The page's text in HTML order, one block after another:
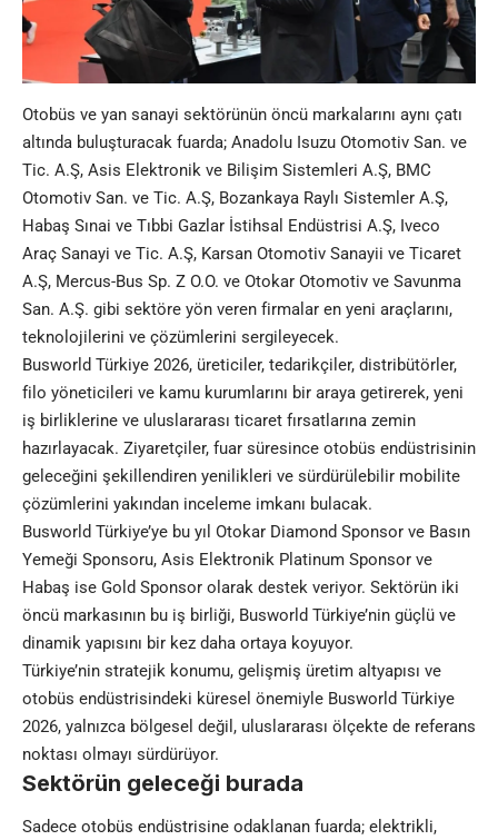
Otobüs ve yan sanayi sektörünün öncü markalarını aynı çatı
altında buluşturacak fuarda; Anadolu Isuzu Otomotiv San. ve
Tic. A.Ş, Asis Elektronik ve Bilişim Sistemleri A.Ş, BMC
Otomotiv San. ve Tic. A.Ş, Bozankaya Raylı Sistemler A.Ş,
Habaş Sınai ve Tıbbi Gazlar İstihsal Endüstrisi A.Ş, Iveco
Araç Sanayi ve Tic. A.Ş, Karsan Otomotiv Sanayii ve Ticaret
A.Ş, Mercus-Bus Sp. Z O.O. ve Otokar Otomotiv ve Savunma
San. A.Ş. gibi sektöre yön veren firmalar en yeni araçlarını,
teknolojilerini ve çözümlerini sergileyecek.
Busworld Türkiye 2026, üreticiler, tedarikçiler, distribütörler,
filo yöneticileri ve kamu kurumlarını bir araya getirerek, yeni
iş birliklerine ve uluslararası ticaret fırsatlarına zemin
hazırlayacak. Ziyaretçiler, fuar süresince otobüs endüstrisinin
geleceğini şekillendiren yenilikleri ve sürdürülebilir mobilite
çözümlerini yakından inceleme imkanı bulacak.
Busworld Türkiye’ye bu yıl Otokar Diamond Sponsor ve Basın
Yemeği Sponsoru, Asis Elektronik Platinum Sponsor ve
Habaş ise Gold Sponsor olarak destek veriyor. Sektörün iki
öncü markasının bu iş birliği, Busworld Türkiye’nin güçlü ve
dinamik yapısını bir kez daha ortaya koyuyor.
Türkiye’nin stratejik konumu, gelişmiş üretim altyapısı ve
otobüs endüstrisindeki küresel önemiyle Busworld Türkiye
2026, yalnızca bölgesel değil, uluslararası ölçekte de referans
noktası olmayı sürdürüyor.
Sektörün geleceği burada
Sadece otobüs endüstrisine odaklanan fuarda; elektrikli,